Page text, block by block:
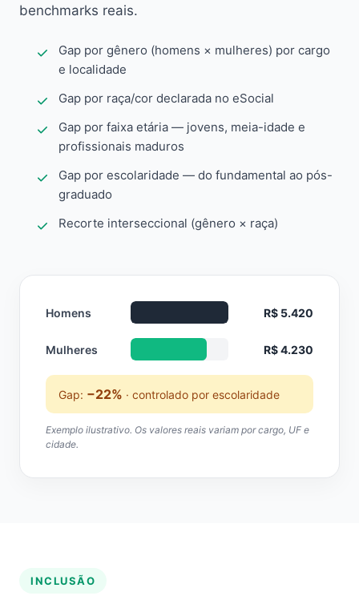
benchmarks reais.
Gap por gênero (homens × mulheres) por cargo
e localidade
Gap por raça/cor declarada no eSocial
Gap por faixa etária — jovens, meia-idade e
profissionais maduros
Gap por escolaridade — do fundamental ao pós-
graduado
Recorte interseccional (gênero × raça)
Homens R$ 5.420
Mulheres R$ 4.230
Gap: −22% · controlado por escolaridade
Exemplo ilustrativo. Os valores reais variam por cargo, UF e
cidade.
INCLUSÃO